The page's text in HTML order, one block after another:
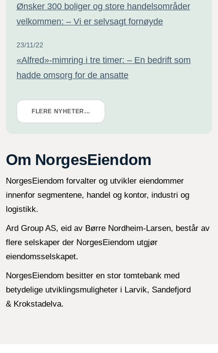
Ønsker 300 boliger og store handelsområder
velkommen: – Vi er selvsagt fornøyde
23/11/22
«Alfred»-mimring i tre timer: – En bedrift som
hadde omsorg for de ansatte
FLERE NYHETER…
Om NorgesEiendom
NorgesEiendom forvalter og utvikler eiendommer
innenfor segmentene, handel og kontor, industri og
logistikk.
Ard Group AS, eid av Børre Nordheim-Larsen, består av
flere selskaper der NorgesEiendom utgjør
eiendomsselskapet.
NorgesEiendom besitter en stor tomtebank med
betydelige utviklingsmuligheter i Larvik, Sandefjord
& Krokstadelva.